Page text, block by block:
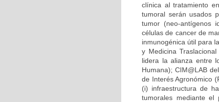
clínica al tratamiento
tumoral serán usados
tumor (neo-antígenos
células de cancer de
inmunogénica útil para
y Medicina
lidera la alianza entre
Humana); CIM@LAB
de Interés Agronómico
(i) infraestructura de
tumorales mediante el